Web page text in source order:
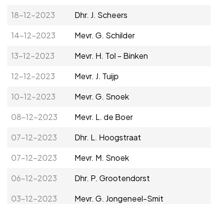
18-12-2023
Dhr. J. Scheers
14-12-2023
Mevr. G. Schilder
13-12-2023
Mevr. H. Tol – Binken
12-12-2023
Mevr. J. Tuijp
10-12-2023
Mevr. G. Snoek
08-12-2023
Mevr. L. de Boer
07-12-2023
Dhr. L. Hoogstraat
07-12-2023
Mevr. M. Snoek
06-12-2023
Dhr. P. Grootendorst
03-12-2023
Mevr. G. Jongeneel-Smit